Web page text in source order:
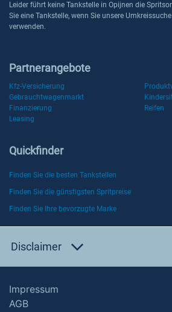
Leider führt keine Tankstelle in Opijnen die
Sie eine Tankstelle, wenn Sie unsere
verwenden.
Partnerangebote
Kfz-Versicherung
Gebrauchtwagenmarkt
Finanzierung
Reifen
Leasing
Quickfinder
Finden Sie die besten Tankstellen
Finden Sie die günstigsten Spritpreise
Finden Sie Ihre bevorzugte Marke
Disclaimer
Impressum
AGB